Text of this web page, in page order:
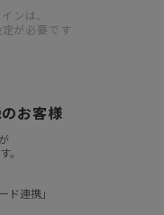
ンは、
が必要です
お客様
。
連携」